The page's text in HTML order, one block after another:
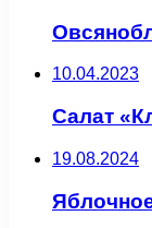
10.04.2023
Салат
19.08.2024